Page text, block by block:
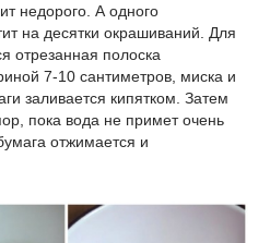
недорого. А одного
на десятки окрашиваний. Для
отрезанная полоска
7-10 сантиметров, миска и
заливается кипятком. Затем
пока вода не примет очень
отжимается и